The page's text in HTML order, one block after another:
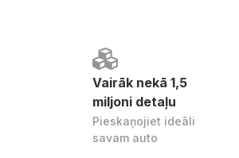
Vairāk nekā 1,5
miljoni detaļu
Pieskaņojiet ideāli
savam auto